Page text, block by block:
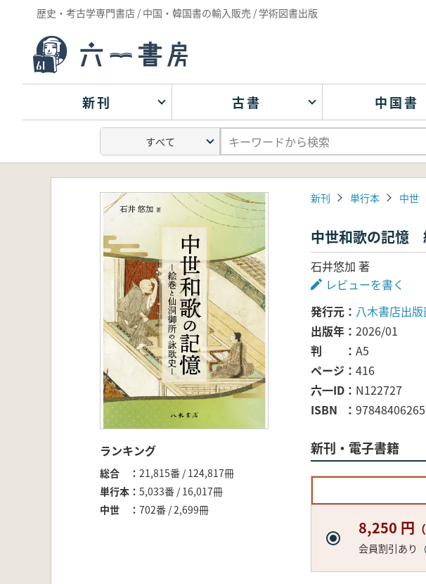
歴史・考古学専門書店 / 中国・韓国書の輸入販売 / 学術図書出版
新刊 古書 中国書
ランキング
総合
21,815番 / 124,817冊
単行本
5,033番 / 16,017冊
中世
702番 / 2,699冊
新刊 単行本 中世
中世和歌の記憶
石井悠加 著
レビューを書く
発行元
八木書店出
出版年
2026/01
判
A5
ページ
416
六一ID
N122727
ISBN
新刊・電子書籍
8,250 円
会員割引あり